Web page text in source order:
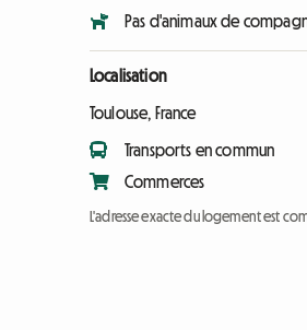
Pas d'animaux de
Localisation
Toulouse, France
Transports en commun
Commerces
L'adresse exacte du logement est